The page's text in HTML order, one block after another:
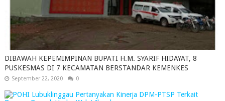
DIBAWAH KEPEMIMPINAN BUPATI H.M. SYARIF HIDAYAT, 8
PUSKESMAS DI 7 KECAMATAN BERSTANDAR KEMENKES
September 22, 2020 0